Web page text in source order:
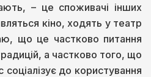
– це споживачі інших
кіно, ходять у театр
що це частково питання
а частково того, що
до користування